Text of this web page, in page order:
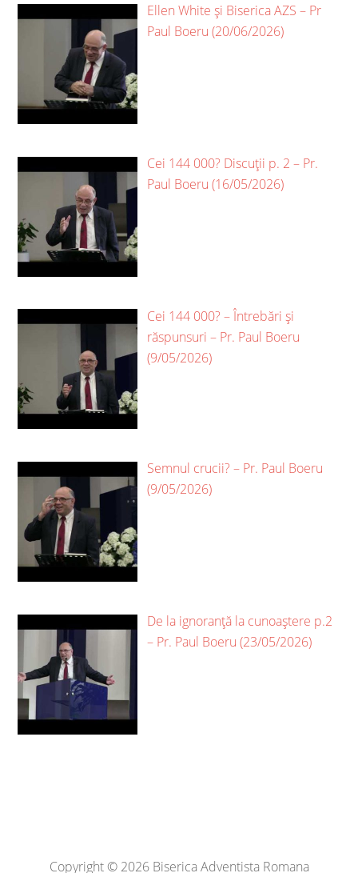
Ellen White și Biserica AZS – Pr
Paul Boeru (20/06/2026)
Cei 144 000? Discuții p. 2 – Pr.
Paul Boeru (16/05/2026)
Cei 144 000? – Întrebări și
răspunsuri – Pr. Paul Boeru
(9/05/2026)
Semnul crucii? – Pr. Paul Boeru
(9/05/2026)
De la ignoranță la cunoaștere p.2
– Pr. Paul Boeru (23/05/2026)
Copyright © 2026 Biserica Adventista Romana